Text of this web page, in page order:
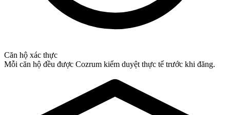
Căn hộ xác thực
Mỗi căn hộ đều được Cozrum kiểm duyệt thực tế trước khi đăng.